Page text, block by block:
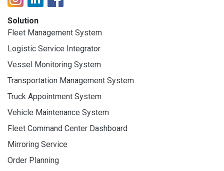
Solution
Fleet Management System
Logistic Service Integrator
Vessel Monitoring System
Transportation Management System
Truck Appointment System
Vehicle Maintenance System
Fleet Command Center Dashboard
Mirroring Service
Order Planning